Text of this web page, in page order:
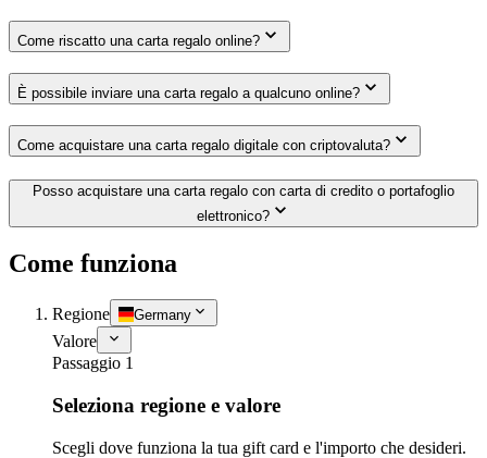
Come riscatto una carta regalo online?
È possibile inviare una carta regalo a qualcuno online?
Come acquistare una carta regalo digitale con criptovaluta?
Posso acquistare una carta regalo con carta di credito o portafoglio
elettronico?
Come funziona
Regione Germany
Valore
Passaggio 1
Seleziona regione e valore
Scegli dove funziona la tua gift card e l'importo che desideri.